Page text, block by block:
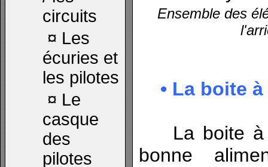
circuits
¤ Les
écuries et
les pilotes
¤ Le
casque
des
pilotes
Ensemble des
• La boite à
La boite à
bonne